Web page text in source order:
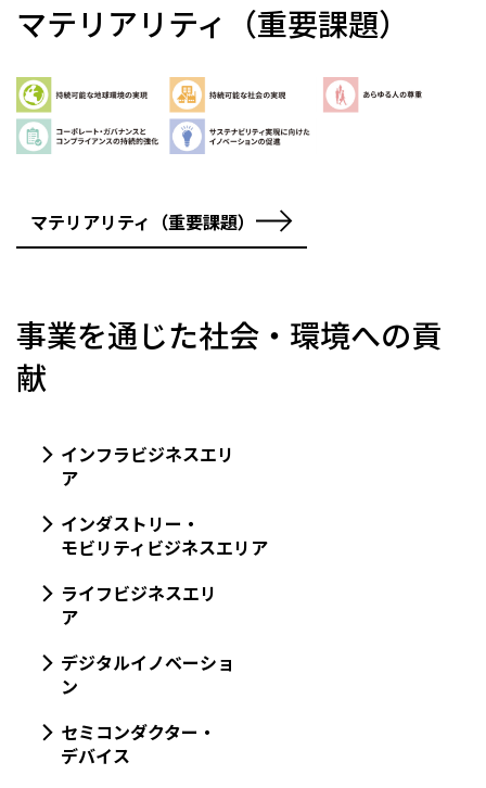
マテリアリティ（重要課題）
マテリアリティ（重要課題）
事業を通じた社会・環境への貢
献
インフラビジネスエリ
ア
インダストリー・
モビリティビジネスエリア
ライフビジネスエリ
ア
デジタルイノベーショ
ン
セミコンダクター・
デバイス